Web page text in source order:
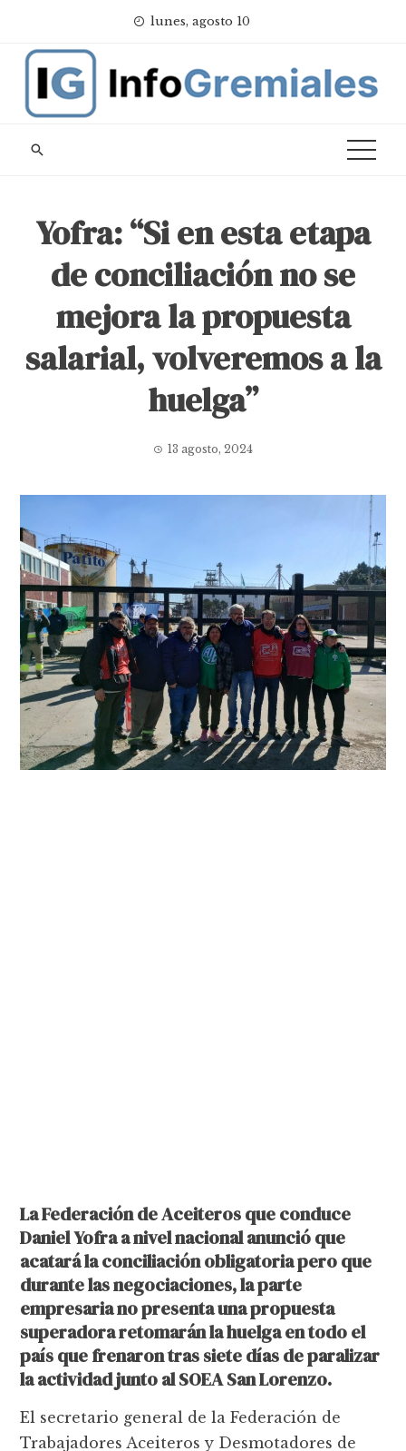
content
lunes, agosto 10
Yofra: “Si en esta etapa
de conciliación no se
mejora la propuesta
salarial, volveremos a la
huelga”
13 agosto, 2024
La Federación de Aceiteros que conduce
Daniel Yofra a nivel nacional anunció que
acatará la conciliación obligatoria pero que
durante las negociaciones, la parte
empresaria no presenta una propuesta
superadora retomarán la huelga en todo el
país que frenaron tras siete días de paralizar
la actividad junto al SOEA San Lorenzo.
El secretario general de la Federación de
Trabajadores Aceiteros y Desmotadores de